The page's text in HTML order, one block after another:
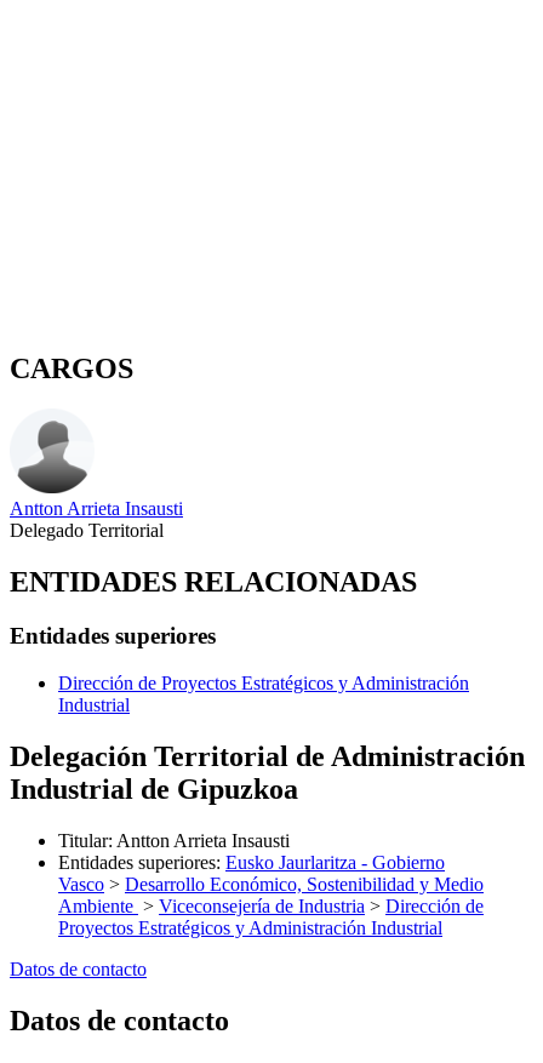
CARGOS
Antton Arrieta Insausti
Delegado Territorial
ENTIDADES RELACIONADAS
Entidades superiores
Dirección de Proyectos Estratégicos y Administración
Industrial
Delegación Territorial de Administración
Industrial de Gipuzkoa
Titular: Antton Arrieta Insausti
Entidades superiores: Eusko Jaurlaritza - Gobierno
Vasco > Desarrollo Económico, Sostenibilidad y Medio
Ambiente > Viceconsejería de Industria > Dirección de
Proyectos Estratégicos y Administración Industrial
Datos de contacto
Datos de contacto